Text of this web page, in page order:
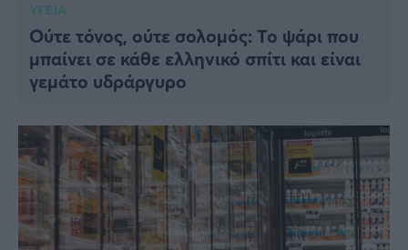
ΥΓΕΙΑ
Ούτε τόνος, ούτε σολομός: Το ψάρι που
μπαίνει σε κάθε ελληνικό σπίτι και είναι
γεμάτο υδράργυρο